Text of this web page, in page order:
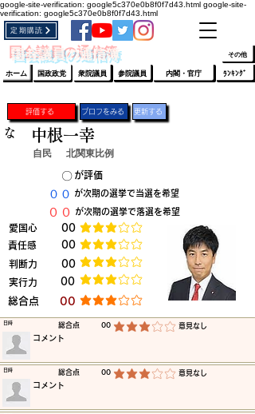
google-site-verification: google5c370e0b8f0f7d43.html google-site-
verification: google5c370e0b8f0f7d43.html
​国会議員の通信簿
定期購読
ホーム 国政政党 衆院議員 参院議員 ﾗﾝｷﾝｸﾞ
内閣・官庁
その他
評価する プロフをみる 更新する
自民 北関東比例
​が評価
​が次期の選挙で当選を希望
​が次期の選挙で落選を希望
​愛国心 ​00 平均評価 3 /5
​責任感 ​00 平均評価 3 /5
​判断力 ​00 平均評価 3 /5
​実行力 ​00 平均評価 3 /5
​総合点 ​00 平均評価 3 /5
な 中根一幸
​〇​
​００
​００
​総合点 00 平均評価 3 /5 ​意見なし
​日時
​コメント
​総合点 00 平均評価 3 /5 ​意見なし
​日時
​コメント